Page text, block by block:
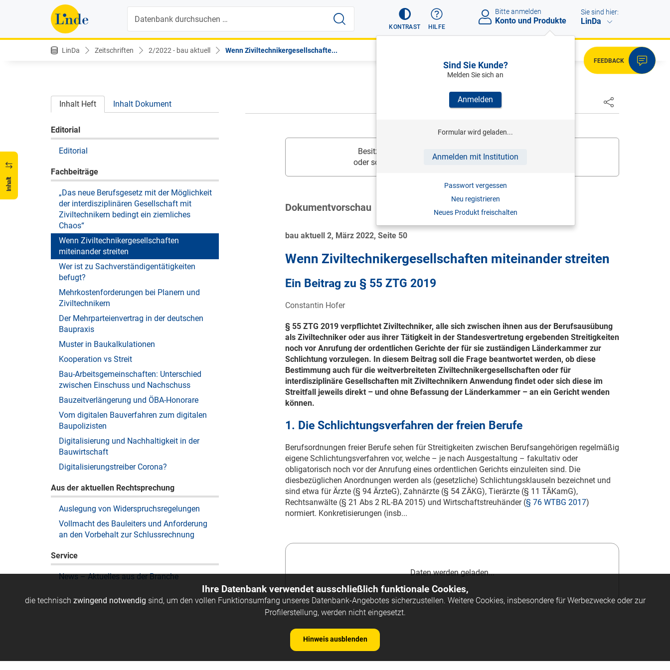
KONTRAST HILFE
Bitte anmelden
Konto und Produkte
Sind Sie Kunde?
Melden Sie sich an
Anmelden
Formular wird geladen...
Anmelden mit Institution
Passwort vergessen
Neu registrieren
Neues Produkt freischalten
Sie sind hier:
LinDa
LinDa Zeitschriften 2/2022 - bau aktuell Wenn Ziviltechnikergesellschafte...
FEEDBACK
Inhalt
Inhalt Heft Inhalt Dokument
Editorial
Editorial
Fachbeiträge
„Das neue Berufsgesetz mit der Möglichkeit
der interdisziplinären Gesellschaft mit
Ziviltechnikern bedingt ein ziemliches
Chaos“
Wenn Ziviltechnikergesellschaften
miteinander streiten
Wer ist zu Sachverständigentätigkeiten
befugt?
Mehrkostenforderungen bei Planern und
Ziviltechnikern
Der Mehrparteienvertrag in der deutschen
Baupraxis
Muster in Baukalkulationen
Kooperation vs Streit
Bau-Arbeitsgemeinschaften: Unterschied
zwischen Einschuss und Nachschuss
Bauzeitverlängerung und ÖBA-Honorare
Vom digitalen Bauverfahren zum digitalen
Baupolizisten
Digitalisierung und Nachhaltigkeit in der
Bauwirtschaft
Digitalisierungstreiber Corona?
Aus der aktuellen Rechtsprechung
Auslegung von Widerspruchsregelungen
Vollmacht des Bauleiters und Anforderung
an den Vorbehalt zur Schlussrechnung
Service
News – Aktuelles aus der Branche
Besitzen Sie diesen Inhalt bereits, melden Sie sich an
oder schalten Sie
Ihr Produkt zur digitalen Nutzung frei
Dokumentvorschau
bau aktuell 2, März 2022, Seite 50
Wenn Ziviltechnikergesellschaften miteinander streiten
Ein Beitrag zu § 55 ZTG 2019
Constantin Hofer
§ 55 ZTG 2019 verpflichtet Ziviltechniker, alle sich zwischen ihnen aus der Berufsausübung
als Ziviltechniker oder aus ihrer Tätigkeit in der Standesvertretung ergebenden Streitigkeiten
noch vor Anrufung der ordentlichen Gerichte der für sie zuständigen Länderkammer zur
Schlichtung vorzulegen. In diesem Beitrag soll die Frage beantwortet werden, ob diese
Bestimmung auch für die weitverbreiteten Ziviltechnikergesellschaften oder für
interdisziplinäre Gesellschaften mit Ziviltechnikern Anwendung findet oder sich diese im
Streitfall jeweils direkt – und ohne Befassung der Länderkammer – an ein Gericht wenden
können.
1. Die Schlichtungsverfahren der freien Berufe
Berufsordnungen freier Berufe sehen für Streitigkeiten zwischen Berufsangehörigen regelmäßig
eigene Schlichtungsverfahren vor, welche – je nach Ausgestaltung – fakultativ oder
obligatorisch noch vor der Anrufung eines ordentlichen Gerichts einzuleiten sind. Die
diesbezüglichen Anordnungen werden als (gesetzliche) Schlichtungsklauseln bezeichnet und
sind etwa für Ärzte (§ 94 ÄrzteG), Zahnärzte (§ 54 ZÄKG), Tierärzte (§ 11 TÄKamG),
Rechtsanwälte (§ 21 Abs 2 RL-BA 2015) und Wirtschaftstreuhänder (§ 76 WTBG 2017)
normiert. Konkretisierungen (insb...
Daten werden geladen...
Ihre Datenbank verwendet ausschließlich funktionale Cookies,
die technisch zwingend notwendig sind, um den vollen Funktionsumfang unseres Datenbank-Angebotes sicherzustellen. Weitere Cookies, insbesondere für Werbezwecke oder zur
Profilerstellung, werden nicht eingesetzt.
Hinweis ausblenden